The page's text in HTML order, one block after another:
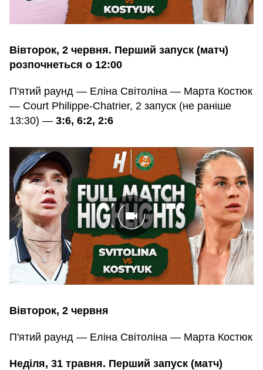
Вівторок, 2 червня. Перший запуск (матч)
розпочнеться о 12:00
П'ятий раунд — Еліна Світоліна — Марта Костюк
— Court Philippe-Chatrier, 2 запуск (не раніше
13:30) — 3:6, 6:2, 2:6
Вівторок, 2 червня
П'ятий раунд — Еліна Світоліна — Марта Костюк
Неділя, 31 травня. Перший запуск (матч)